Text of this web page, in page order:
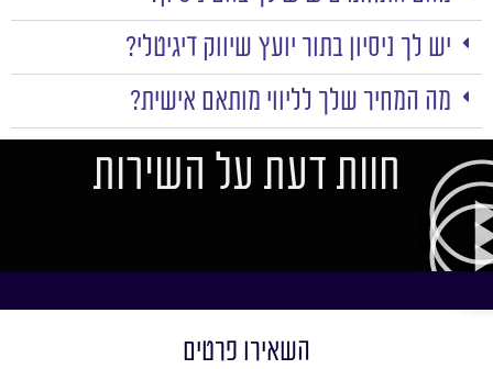
יש לך ניסיון בתור יועץ שיווק דיגיטלי?
מה המחיר שלך לליווי מותאם אישית?
חוות דעת על השירות
השאירו פרטים